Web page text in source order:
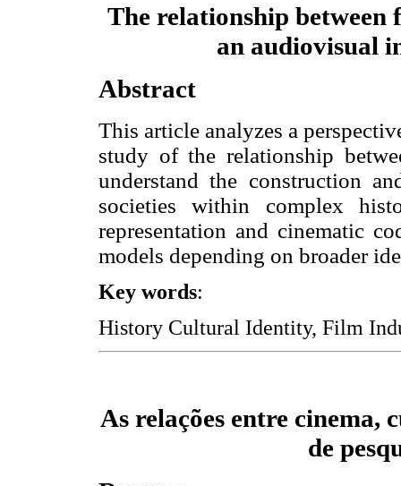
The relationship
an audiovisual
Abstract
This article analyzes a
study of the relationship
understand the construction
societies within complex
representation and cinematic
models depending on broader
Key words:
History Cultural Identity, Film
As relações entre
de